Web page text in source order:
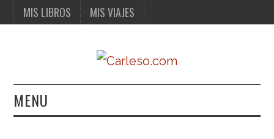
MIS LIBROS MIS VIAJES
MENU